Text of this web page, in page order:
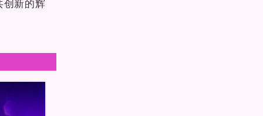
新的辉